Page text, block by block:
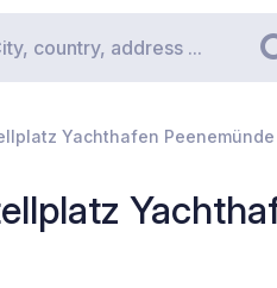
Yachthafen Peenemünde